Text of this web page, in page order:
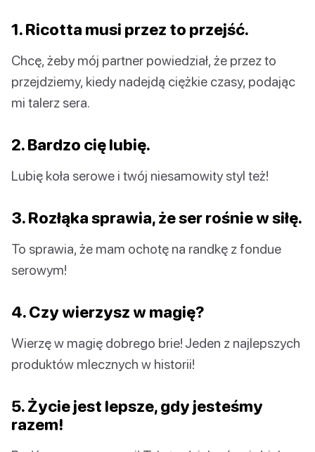
1. Ricotta musi przez to przejść.
Chcę, żeby mój partner powiedział, że przez to
przejdziemy, kiedy nadejdą ciężkie czasy, podając
mi talerz sera.
2. Bardzo cię lubię.
Lubię koła serowe i twój niesamowity styl też!
3. Rozłąka sprawia, że ser rośnie w siłę.
To sprawia, że mam ochotę na randkę z fondue
serowym!
4. Czy wierzysz w magię?
Wierzę w magię dobrego brie! Jeden z najlepszych
produktów mlecznych w historii!
5. Życie jest lepsze, gdy jesteśmy
razem!